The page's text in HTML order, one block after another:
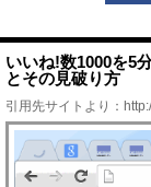
いいね!数1000を5
とその見破り方
引用先サイトより：